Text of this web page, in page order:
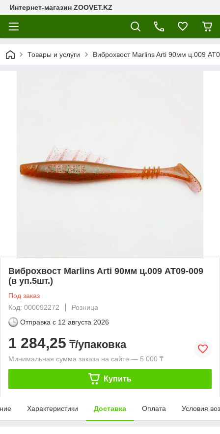
Интернет-магазин ZOOVET.KZ
Товары и услуги Виброхвост Marlins Arti 90мм ц.009
Виброхвост Marlins Arti 90мм ц.009 AT09-009
(в уп.5шт.)
Под заказ
Код: 000092272
Розница
Отправка с 12 августа 2026
1 284,25 ₸/упаковка
Минимальная сумма заказа на сайте — 5 000 ₸
Купить
Характеристики Доставка Оплата Условия